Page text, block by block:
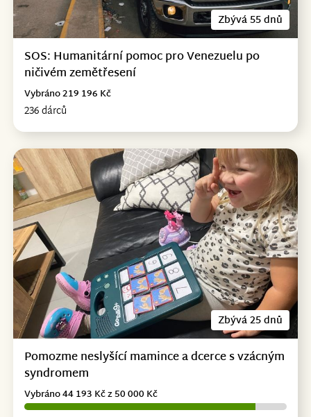
Zbývá 55 dnů
SOS: Humanitární pomoc pro Venezuelu po
ničivém zemětřesení
236 dárců
Vybráno 219 196 Kč
Zbývá 25 dnů
Pomozme neslyšící mamince a dcerce s vzácným
syndromem
Vybráno 44 193 Kč z 50 000 Kč